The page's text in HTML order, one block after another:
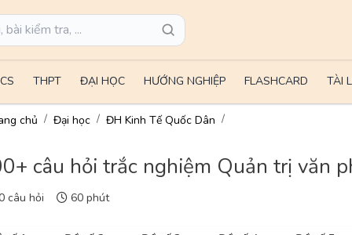
THPT ĐẠI HỌC HƯỚNG NGHIỆP FLASHCARD TÀI
chủ Đại học ĐH Kinh Tế Quốc Dân
câu hỏi trắc nghiệm Quản trị văn
câu hỏi 60 phút